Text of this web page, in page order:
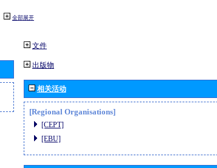
全部展开
文件
出版物
相关活动
[Regional Organisations]
[CEPT]
[EBU]